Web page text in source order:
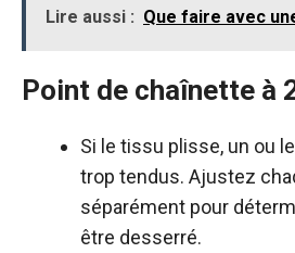
Lire aussi : Que faire avec
Point de chaînette à
Si le tissu plisse, un ou
trop tendus. Ajustez
séparément pour
être desserré.